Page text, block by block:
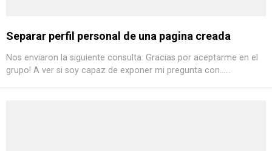
Separar perfil personal de una pagina creada
Nos enviaron la siguiente consulta: Gracias por aceptarme en el
grupo! A ver si soy capaz de exponer mi pregunta con......